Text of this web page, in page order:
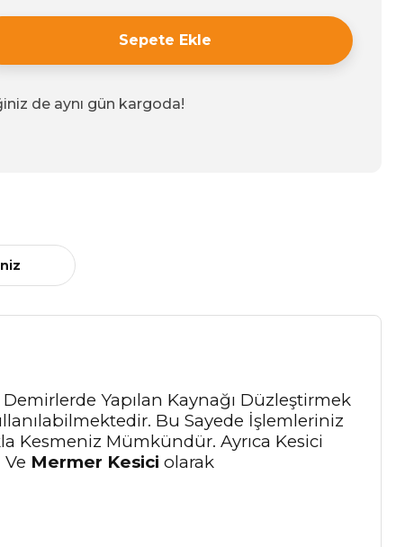
Sepete Ekle
de aynı gün kargoda!
Yapılan Kaynağı Düzleştirmek
Bu Sayede İşlemleriniz
Kesmeniz Mümkündür. Ayrıca Kesici
Mermer Kesici olarak